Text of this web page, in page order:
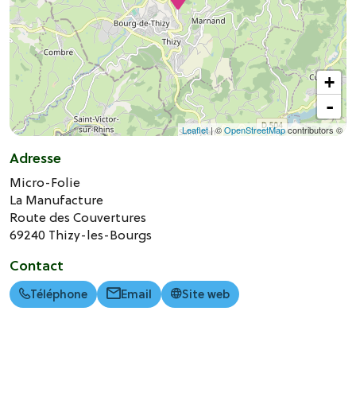
+
-
Leaflet| ©OpenStreetMapcontributors ©
Adresse
Micro-Folie
La Manufacture
Route des Couvertures
69240 Thizy-les-Bourgs
Contact
Téléphone Email Site web